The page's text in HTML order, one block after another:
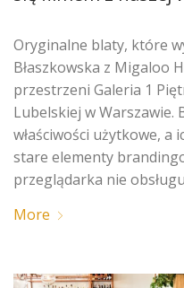
Oryginalne blaty, które
Błaszkowska z Migaloo
przestrzeni Galeria 1
Lubelskiej w Warszawie.
właściwości użytkowe, a
stare elementy
przeglądarka nie
More